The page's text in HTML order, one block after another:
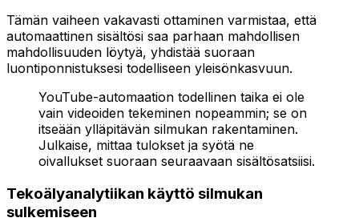
Tämän vaiheen vakavasti ottaminen varmistaa, että
automaattinen sisältösi saa parhaan mahdollisen
mahdollisuuden löytyä, yhdistää suoraan
luontiponnistuksesi todelliseen yleisönkasvuun.
YouTube-automaation todellinen taika ei ole
vain videoiden tekeminen nopeammin; se on
itseään ylläpitävän silmukan rakentaminen.
Julkaise, mittaa tulokset ja syötä ne
oivallukset suoraan seuraavaan sisältösatsiisi.
Tekoälyanalytiikan käyttö silmukan
sulkemiseen